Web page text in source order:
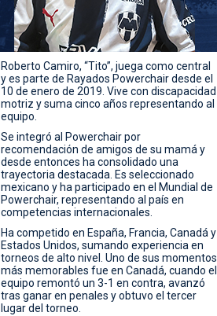
Roberto Camiro, “Tito”, juega como central
y es parte de Rayados Powerchair desde el
10 de enero de 2019. Vive con discapacidad
motriz y suma cinco años representando al
equipo.
Se integró al Powerchair por
recomendación de amigos de su mamá y
desde entonces ha consolidado una
trayectoria destacada. Es seleccionado
mexicano y ha participado en el Mundial de
Powerchair, representando al país en
competencias internacionales.
Ha competido en España, Francia, Canadá y
Estados Unidos, sumando experiencia en
torneos de alto nivel. Uno de sus momentos
más memorables fue en Canadá, cuando el
equipo remontó un 3-1 en contra, avanzó
tras ganar en penales y obtuvo el tercer
lugar del torneo.